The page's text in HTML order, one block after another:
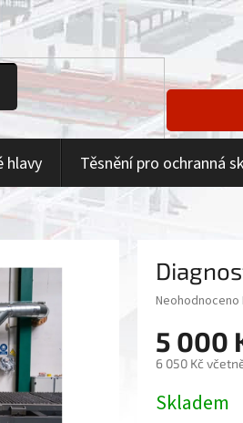
hlavy Těsnění pro ochranná
Průměrné
produktu
je
0,0
5
Neohodnoceno
5 000
6 050 Kč
cena:
Skladem